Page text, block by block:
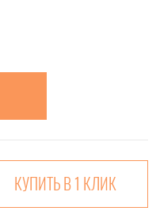
КУПИТЬ В 1 КЛИК